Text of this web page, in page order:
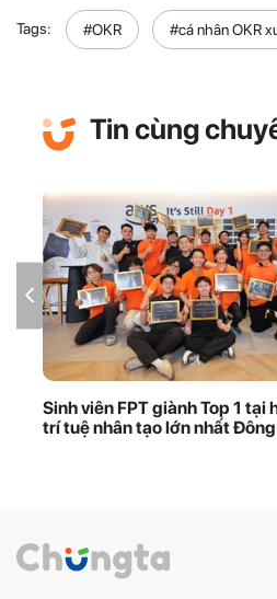
Tags: #OKR #cá nhân OKR
Tin cùng
Sinh viên FPT giành Top 1 tại
trí tuệ nhân tạo lớn nhất